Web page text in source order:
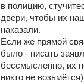
в полицию,
двери, чтобы их
наказали.
Если же прямой
было - писать
бессмысленно, их
никто не возьмётся)